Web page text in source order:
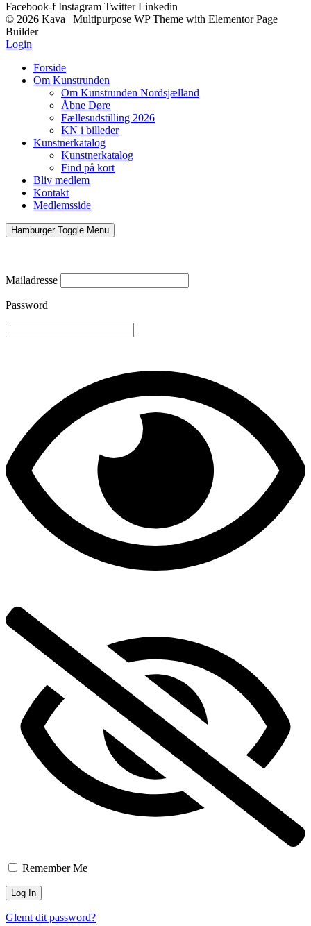
Facebook-f Instagram Twitter Linkedin
© 2026 Kava | Multipurpose WP Theme with Elementor Page
Builder
Login
Forside
Om Kunstrunden
Om Kunstrunden Nordsjælland
Åbne Døre
Fællesudstilling 2026
KN i billeder
Kunstnerkatalog
Kunstnerkatalog
Find på kort
Bliv medlem
Kontakt
Medlemsside
Hamburger Toggle Menu
Mailadresse
Password
Remember Me
Glemt dit password?